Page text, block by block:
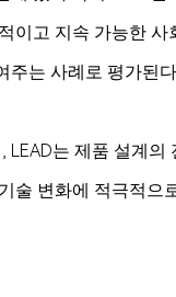
이고 지속 가능한
주는 사례로 평가된
LEAD는 제품 설계
술 변화에 적극적으